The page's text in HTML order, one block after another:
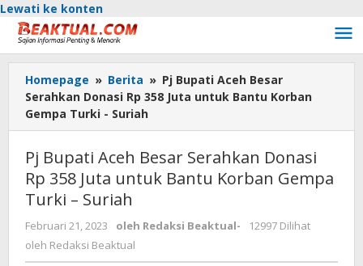
Lewati ke konten
Homepage » Berita » Pj Bupati Aceh Besar
Serahkan Donasi Rp 358 Juta untuk Bantu Korban
Gempa Turki - Suriah
Pj Bupati Aceh Besar Serahkan Donasi
Rp 358 Juta untuk Bantu Korban Gempa
Turki – Suriah
Februari 21, 2023 oleh Redaksi Beaktual-
12997 Dilihat
oleh Redaksi Beaktual